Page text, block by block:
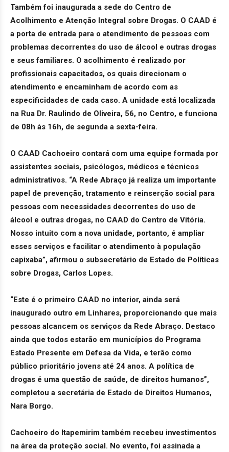
Também foi inaugurada a sede do Centro de
Acolhimento e Atenção Integral sobre Drogas. O CAAD é
a porta de entrada para o atendimento de pessoas com
problemas decorrentes do uso de álcool e outras drogas
e seus familiares. O acolhimento é realizado por
profissionais capacitados, os quais direcionam o
atendimento e encaminham de acordo com as
especificidades de cada caso. A unidade está localizada
na Rua Dr. Raulindo de Oliveira, 56, no Centro, e funciona
de 08h às 16h, de segunda a sexta-feira.
O CAAD Cachoeiro contará com uma equipe formada por
assistentes sociais, psicólogos, médicos e técnicos
administrativos. “A Rede Abraço já realiza um importante
papel de prevenção, tratamento e reinserção social para
pessoas com necessidades decorrentes do uso de
álcool e outras drogas, no CAAD do Centro de Vitória.
Nosso intuito com a nova unidade, portanto, é ampliar
esses serviços e facilitar o atendimento à população
capixaba”, afirmou o subsecretário de Estado de Políticas
sobre Drogas, Carlos Lopes.
“Este é o primeiro CAAD no interior, ainda será
inaugurado outro em Linhares, proporcionando que mais
pessoas alcancem os serviços da Rede Abraço. Destaco
ainda que todos estarão em municípios do Programa
Estado Presente em Defesa da Vida, e terão como
público prioritário jovens até 24 anos. A política de
drogas é uma questão de saúde, de direitos humanos”,
completou a secretária de Estado de Direitos Humanos,
Nara Borgo.
Cachoeiro do Itapemirim também recebeu investimentos
na área da proteção social. No evento, foi assinada a